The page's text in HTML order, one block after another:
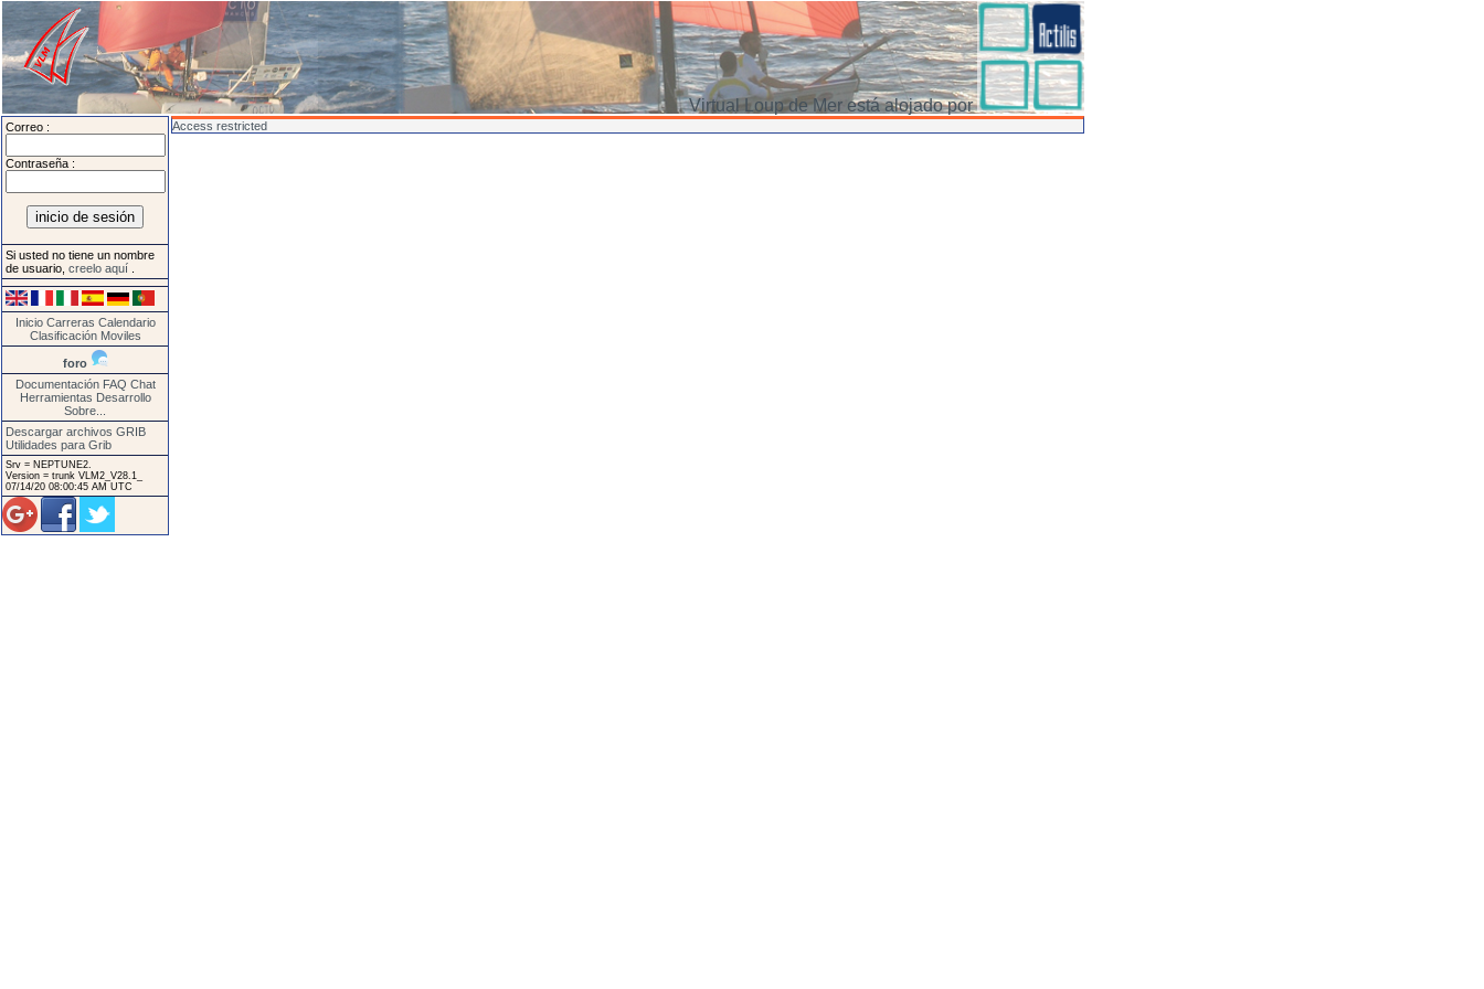
Virtual Loup de Mer está alojado por
Correo :
Contraseña :
Si usted no tiene un nombre
de usuario, creelo aquí
Inicio Carreras Calendario
Clasificación Moviles
foro
Documentación FAQ Chat
Herramientas Desarrollo
Sobre...
Descargar archivos GRIB
Utilidades para Grib
Srv = NEPTUNE2.
Version = trunk VLM2_V28.1_
07/14/20 08:00:45 AM UTC
Access restricted